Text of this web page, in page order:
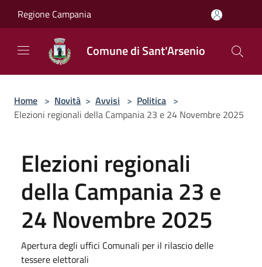
Regione Campania
Comune di Sant'Arsenio
Home > Novità > Avvisi > Politica >
Elezioni regionali della Campania 23 e 24 Novembre 2025
Elezioni regionali
della Campania 23 e
24 Novembre 2025
Apertura degli uffici Comunali per il rilascio delle
tessere elettorali